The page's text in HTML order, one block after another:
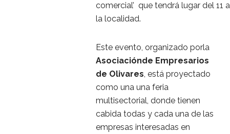
comercial’ que tendrá lugar del 11
la localidad.
Este evento, organizado porla
Asociaciónde Empresarios
de Olivares, está proyectado
como una una feria
multisectorial, donde tienen
cabida todas y cada una de las
empresas interesadas en